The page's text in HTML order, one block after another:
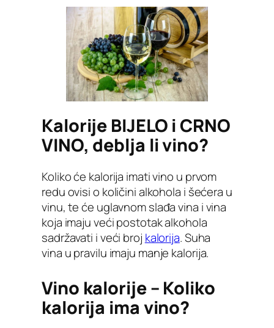
Kalorije BIJELO i CRNO
VINO, deblja li vino?
Koliko će kalorija imati vino u prvom
redu ovisi o količini alkohola i šećera u
vinu, te će uglavnom slađa vina i vina
koja imaju veći postotak alkohola
sadržavati i veći broj kalorija. Suha
vina u pravilu imaju manje kalorija.
Vino kalorije – Koliko
kalorija ima vino?